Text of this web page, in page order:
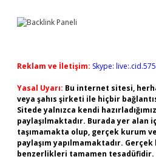
Reklam ve İletişim: Skype:
Yasal Uyarı: Bu internet sitesi,
veya şahıs şirketi ile hiçbir
Sitede yalnızca kendi
paylaşılmaktadır. Burada yer
taşımamakta olup, gerçek kurum
paylaşım yapılmamaktadır.
benzerlikleri tamamen tesadüfidir.